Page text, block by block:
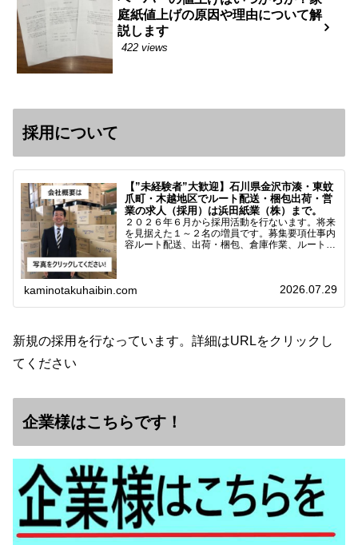
庭紙値上げの原因や理由について解
説します
422 views
採用について
【”未経験者”大歓迎】石川県金沢市湊・東蚊
爪町・木越地区でルート配送・梱包出荷・営
業の求人（採用）は浜田紙業（株）まで。
２０２６年６月から採用活動を行ないます。将来
を見据えた１～２名の増員です。募集要項仕事内
容ルート配送、出荷・梱包、倉庫作業、ルート営
kaminotakuhaibin.com 2026.07.29
新規の採用を行なっています。詳細はURLをクリックし
てください
企業様はこちらです！